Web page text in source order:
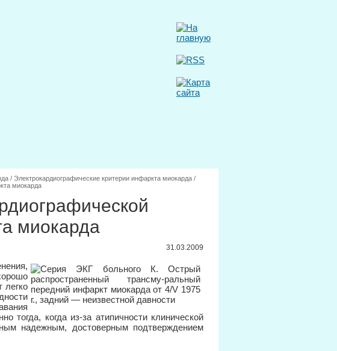
/ Электрокардиографические критерии инфаркта миокарда /
миокарда
миокарда
31.03.2009
легко
тогда, когда из-за атипичности клинической
надежным, достоверным подтверждением